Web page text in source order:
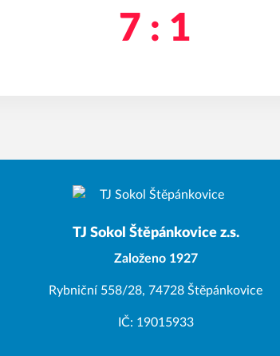
7 : 1
TJ Sokol Štěpánkovice z.s.
Založeno 1927
Rybniční 558/28, 74728 Štěpánkovice
IČ: 19015933